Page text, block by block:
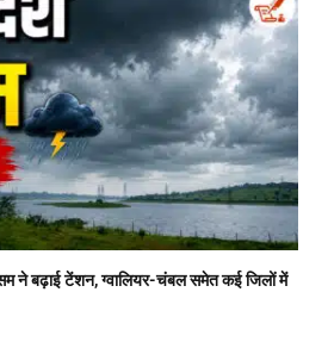
ने बढ़ाई टेंशन, ग्वालियर-चंबल समेत कई जिलों में